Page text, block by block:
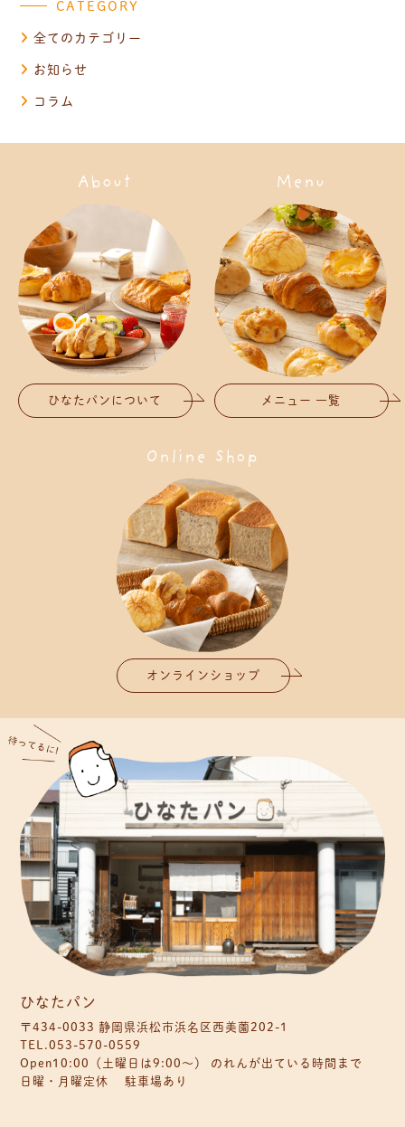
CATEGORY
全てのカテゴリー
お知らせ
コラム
About
ひなたパンについて
Menu
メニュー 一覧
Online Shop
オンラインショップ
ひなたパン
〒434-0033 静岡県浜松市浜名区西美薗202-1
TEL.053-570-0559
Open10:00（土曜日は9:00〜） のれんが出ている時間まで
日曜・月曜定休 駐車場あり